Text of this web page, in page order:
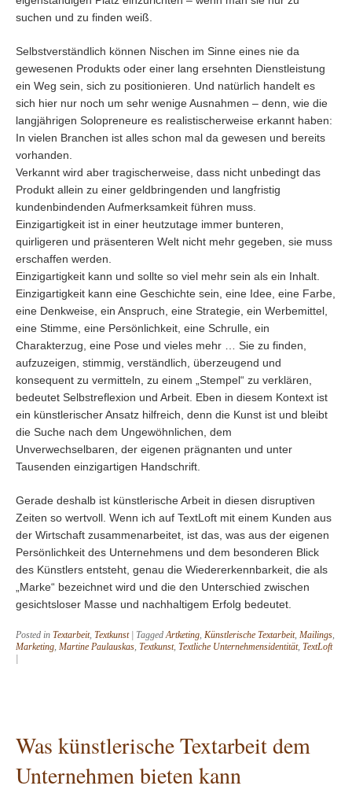
suchen und zu finden weiß.
Selbstverständlich können Nischen im Sinne eines nie da
gewesenen Produkts oder einer lang ersehnten Dienstleistung
ein Weg sein, sich zu positionieren. Und natürlich handelt es
sich hier nur noch um sehr wenige Ausnahmen – denn, wie die
langjährigen Solopreneure es realistischerweise erkannt haben:
In vielen Branchen ist alles schon mal da gewesen und bereits
vorhanden.
Verkannt wird aber tragischerweise, dass nicht unbedingt das
Produkt allein zu einer geldbringenden und langfristig
kundenbindenden Aufmerksamkeit führen muss.
Einzigartigkeit ist in einer heutzutage immer bunteren,
quirligeren und präsenteren Welt nicht mehr gegeben, sie muss
erschaffen werden.
Einzigartigkeit kann und sollte so viel mehr sein als ein Inhalt.
Einzigartigkeit kann eine Geschichte sein, eine Idee, eine Farbe,
eine Denkweise, ein Anspruch, eine Strategie, ein Werbemittel,
eine Stimme, eine Persönlichkeit, eine Schrulle, ein
Charakterzug, eine Pose und vieles mehr … Sie zu finden,
aufzuzeigen, stimmig, verständlich, überzeugend und
konsequent zu vermitteln, zu einem „Stempel“ zu verklären,
bedeutet Selbstreflexion und Arbeit. Eben in diesem Kontext ist
ein künstlerischer Ansatz hilfreich, denn die Kunst ist und bleibt
die Suche nach dem Ungewöhnlichen, dem
Unverwechselbaren, der eigenen prägnanten und unter
Tausenden einzigartigen Handschrift.
Gerade deshalb ist künstlerische Arbeit in diesen disruptiven
Zeiten so wertvoll. Wenn ich auf TextLoft mit einem Kunden aus
der Wirtschaft zusammenarbeitet, ist das, was aus der eigenen
Persönlichkeit des Unternehmens und dem besonderen Blick
des Künstlers entsteht, genau die Wiedererkennbarkeit, die als
„Marke“ bezeichnet wird und die den Unterschied zwischen
gesichtsloser Masse und nachhaltigem Erfolg bedeutet.
Posted in Textarbeit, Textkunst | Tagged Artketing Künstlerische Textarbeit, Mailings
Marketing Martine Paulauskas Textkunst, Textliche Unternehmensidentität, TextLoft
|
Was künstlerische Textarbeit dem
Unternehmen bieten kann